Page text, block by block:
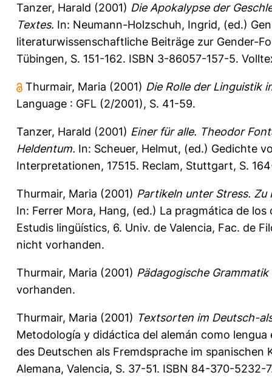
Tanzer, Harald (2001) Die Apokalypse der
Textes. In: Neumann-Holzschuh, Ingrid, (ed.)
literaturwissenschaftliche Beiträge zur Gender-
Tübingen, S. 151-162. ISBN 3-86057-157-5.
Thurmair, Maria (2001) Die Rolle der Linguistik
Language : GFL (2/2001), S. 41-59.
Tanzer, Harald (2001) Einer für alle. Theodor
Heldentum. In: Scheuer, Helmut, (ed.) Gedichte
Interpretationen, 17515. Reclam, Stuttgart, S.
Thurmair, Maria (2001) Partikeln unter Stress.
In: Ferrer Mora, Hang, (ed.) La pragmática de
Estudis lingüístics, 6. Univ. de Valencia, Fac. de
nicht vorhanden.
Thurmair, Maria (2001) Pädagogische
vorhanden.
Thurmair, Maria (2001) Textsorten im Deutsch-
Metodología y didáctica del alemán como
des Deutschen als Fremdsprache im spanischen
Alemana, Valencia, S. 37-51. ISBN 84-370-